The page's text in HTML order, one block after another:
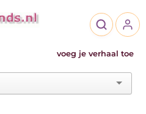
voeg je verhaal toe